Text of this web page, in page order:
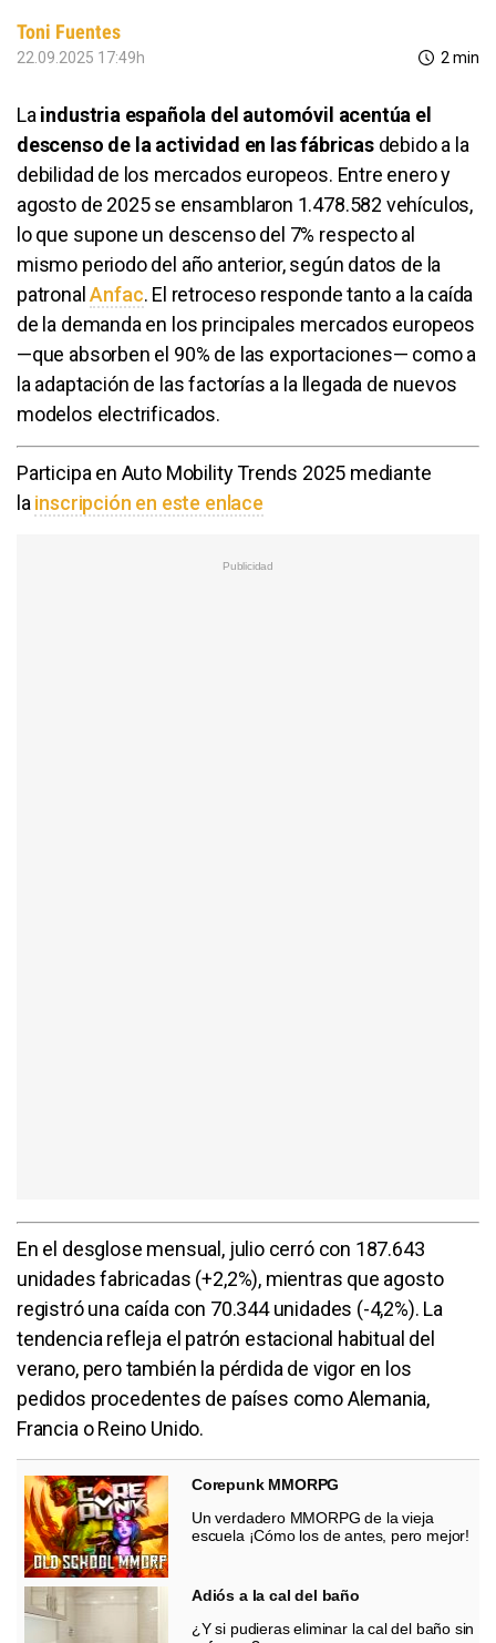
Toni Fuentes
22.09.2025 17:49h 2 min
La industria española del automóvil acentúa el
descenso de la actividad en las fábricasdebido a la
debilidad de los mercados europeos. Entre enero y
agosto de 2025 se ensamblaron 1.478.582 vehículos,
lo que supone un descenso del 7% respecto al
mismo periodo del año anterior, según datos de la
patronalAnfac. El retroceso responde tanto a la caída
de la demanda en los principales mercados europeos
—que absorben el 90% de las exportaciones— como a
la adaptación de las factorías a la llegada de nuevos
modelos electrificados.
Participa en Auto Mobility Trends 2025 mediante
la inscripción en este enlace
En el desglose mensual, julio cerró con 187.643
unidades fabricadas (+2,2%), mientras que agosto
registró una caída con 70.344 unidades (-4,2%). La
tendencia refleja el patrón estacional habitual del
verano, pero también la pérdida de vigor en los
pedidos procedentes de países como Alemania,
Francia o Reino Unido.
Corepunk MMORPG
Un verdadero MMORPG de la vieja
escuela ¡Cómo los de antes, pero mejor!
Adiós a la cal del baño
¿Y si pudieras eliminar la cal del baño sin